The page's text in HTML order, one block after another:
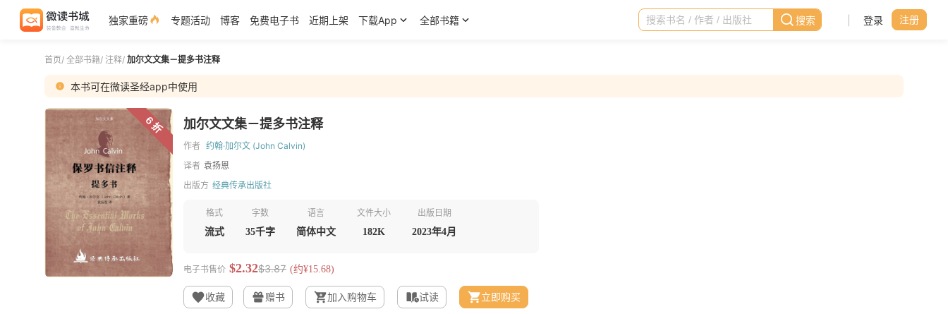
独家重磅 专题活动 博客 免费电子书 近期上架 下载App 全部书籍 登录 注册
首页/ 全部书籍/ 注释/ 加尔文文集－提多书注释
本书可在微读圣经app中使用
6 折 加尔文文集－提多书注释
作者 约翰·加尔文 (John Calvin)
译者 袁扬恩
出版方 经典传承出版社
格式
流式
字数
35千字
语言
简体中文
文件大小
182K
出版日期
2023年4月
电子书售价 $2.32$3.87 (约¥15.68)
收藏 赠书 加入购物车 试读 立即购买